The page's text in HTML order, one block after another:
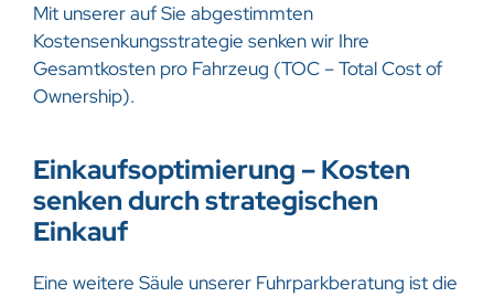
Mit unserer auf Sie abgestimmten
Kostensenkungsstrategie senken wir Ihre
Gesamtkosten pro Fahrzeug (TOC – Total Cost of
Ownership).
Einkaufsoptimierung – Kosten
senken durch strategischen
Einkauf
Eine weitere Säule unserer Fuhrparkberatung ist die